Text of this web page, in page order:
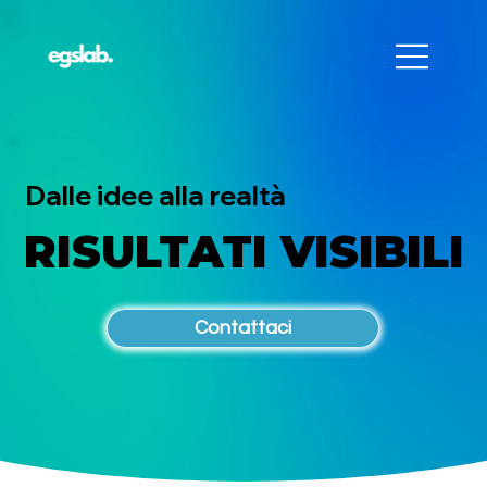
Dalle idee alla realtà
RISULTATI VISIBILI
RISULTATI VISIBILI
Contattaci